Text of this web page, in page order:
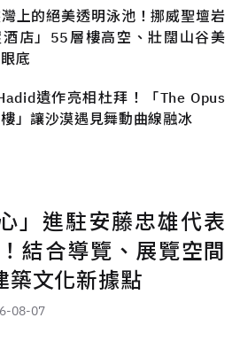
上的絕美透明泳池！挪威聖壇岩
酒店」55層樓高空、壯闊山谷美
底
遺作亮相杜拜！「The Opus
」讓沙漠遇見舞動曲線融冰
」進駐安藤忠雄代表
結合導覽、展覽空間
築文化新據點
08-07